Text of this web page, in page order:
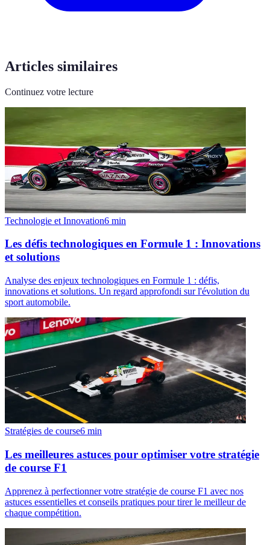
Articles similaires
Continuez votre lecture
Technologie et Innovation6 min
Les défis technologiques en Formule 1 : Innovations
et solutions
Analyse des enjeux technologiques en Formule 1 : défis,
innovations et solutions. Un regard approfondi sur l'évolution du
sport automobile.
Stratégies de course6 min
Les meilleures astuces pour optimiser votre stratégie
de course F1
Apprenez à perfectionner votre stratégie de course F1 avec nos
astuces essentielles et conseils pratiques pour tirer le meilleur de
chaque compétition.